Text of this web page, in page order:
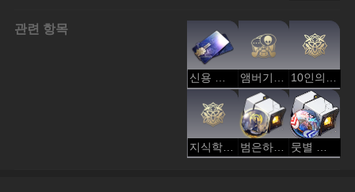
관련 항목
신용 포인트 앰버기원(역법) 10인의 스톤하트 - 보존
지식학회 - 지식